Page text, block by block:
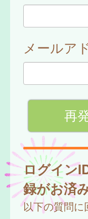
メールア
ログイン
録がお済
以下の質問に